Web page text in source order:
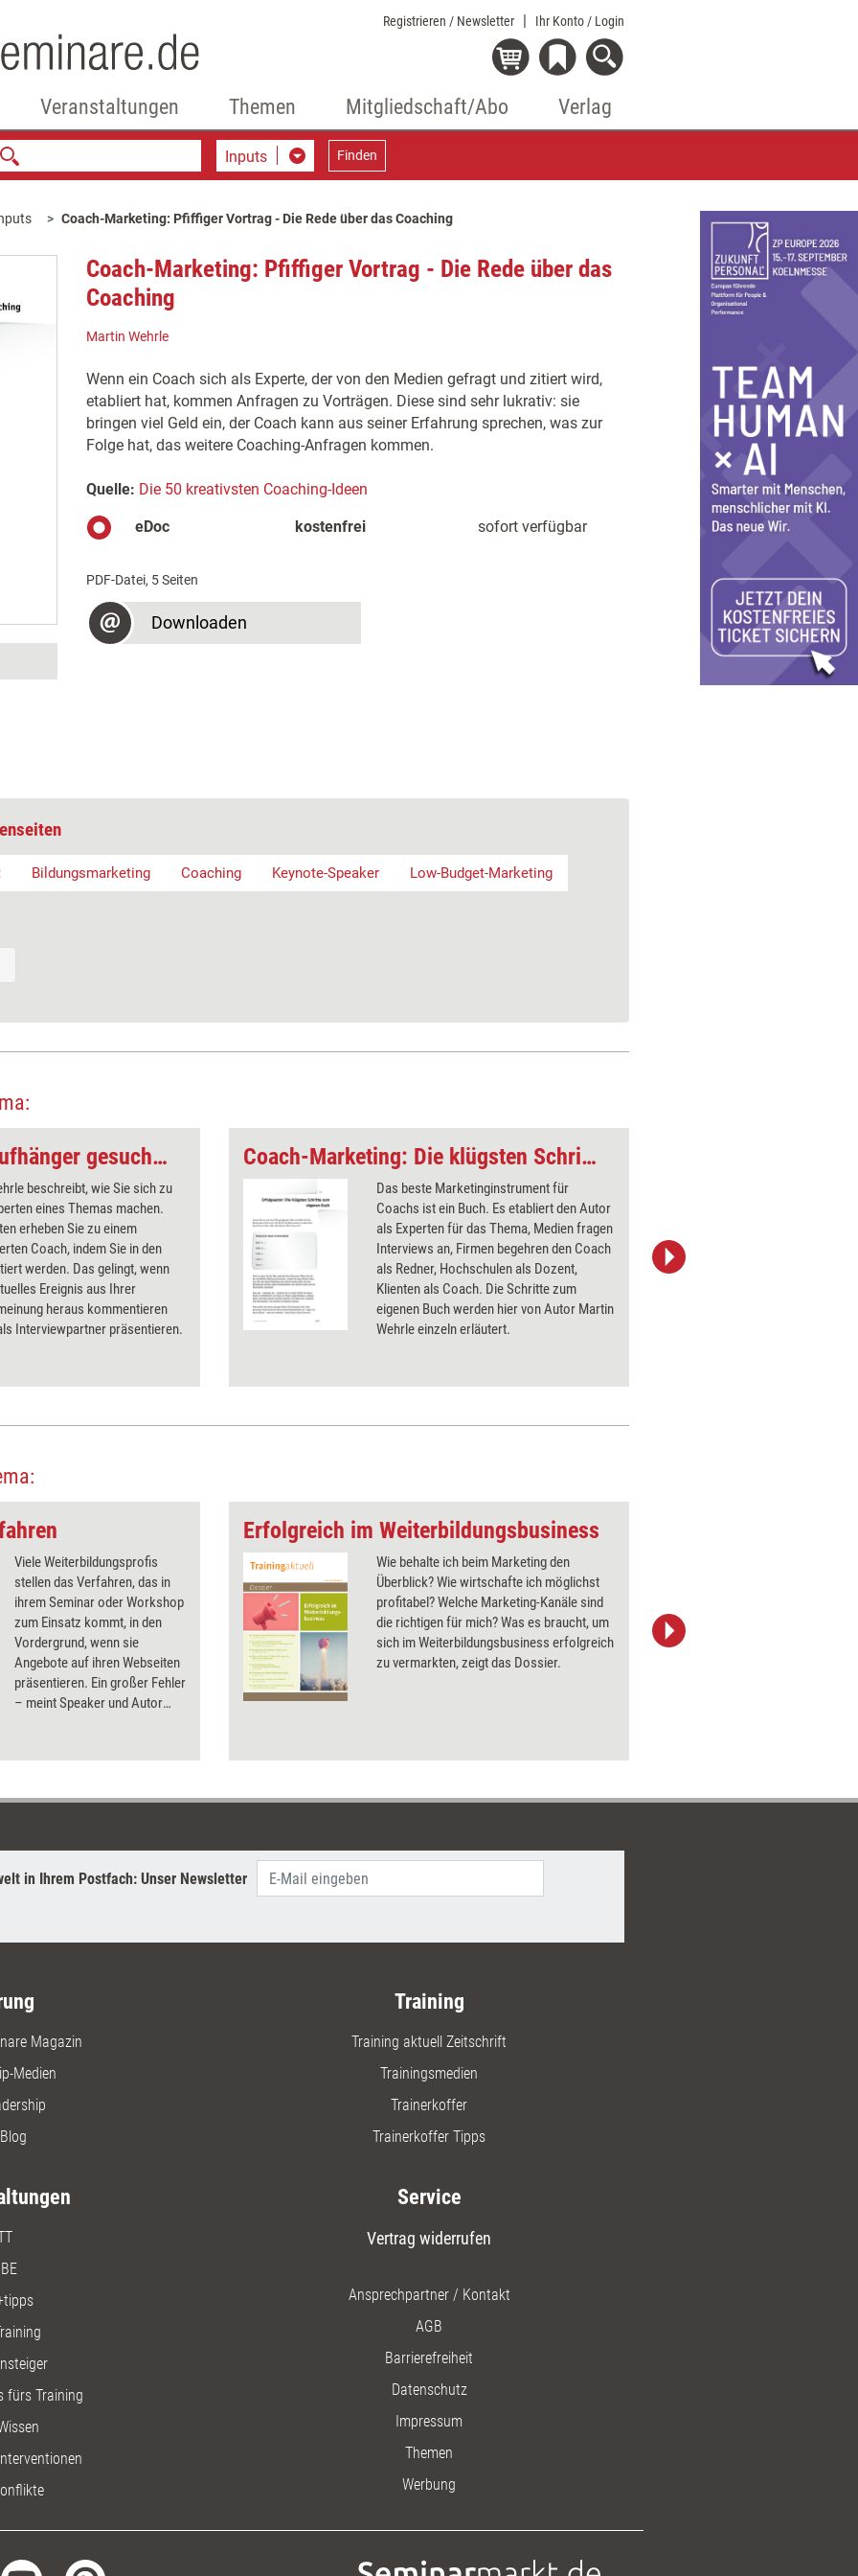
Registrieren / Newsletter Ihr Konto / Login
Veranstaltungen Themen Mitgliedschaft/Abo Verlag
Inputs Finden
Coach-Marketing: Pfiffiger Vortrag - Die Rede über das Coaching
Coach-Marketing: Pfiffiger Vortrag - Die Rede über das
Coaching
Martin Wehrle
Wenn ein Coach sich als Experte, der von den Medien gefragt und zitiert wird,
etabliert hat, kommen Anfragen zu Vorträgen. Diese sind sehr lukrativ: sie
bringen viel Geld ein, der Coach kann aus seiner Erfahrung sprechen, was zur
Folge hat, das weitere Coaching-Anfragen kommen.
Quelle: Die 50 kreativsten Coaching-Ideen
eDoc kostenfrei sofort verfügbar
PDF-Datei, 5 Seiten
Downloaden
Bildungsmarketing Coaching Keynote-Speaker Low-Budget-Marketing
Coach-Marketing: Aufhänger gesucht - Wie Sie als Experte in Rampenlicht rücken
beschreibt, wie Sie sich zu
eines Themas machen.
erheben Sie zu einem
Coach, indem Sie in den
werden. Das gelingt, wenn
Ereignis aus Ihrer
heraus kommentieren
Interviewpartner präsentieren.
Coach-Marketing: Die klügsten Schritte zum eigenen Buch
Das beste Marketinginstrument für
Coachs ist ein Buch. Es etabliert den Autor
als Experten für das Thema, Medien fragen
Interviews an, Firmen begehren den Coach
als Redner, Hochschulen als Dozent,
Klienten als Coach. Die Schritte zum
eigenen Buch werden hier von Autor Martin
Wehrle einzeln erläutert.
Viele Weiterbildungsprofis
stellen das Verfahren, das in
ihrem Seminar oder Workshop
zum Einsatz kommt, in den
Vordergrund, wenn sie
Angebote auf ihren Webseiten
präsentieren. Ein großer Fehler
– meint Speaker und Autor
aufzuwarten, kann Trainern,
leicht zum Verhängnis werden.
Erfolgreich im Weiterbildungsbusiness
Wie behalte ich beim Marketing den
Überblick? Wie wirtschafte ich möglichst
profitabel? Welche Marketing-Kanäle sind
die richtigen für mich? Was es braucht, um
sich im Weiterbildungsbusiness erfolgreich
zu vermarkten, zeigt das Dossier.
in Ihrem Postfach: Unser Newsletter
Magazin
Medien
Training
Training aktuell Zeitschrift
Trainingsmedien
Trainerkoffer
Trainerkoffer Tipps
fürs Training
Service
Vertrag widerrufen
Ansprechpartner / Kontakt
AGB
Barrierefreiheit
Datenschutz
Impressum
Themen
Werbung